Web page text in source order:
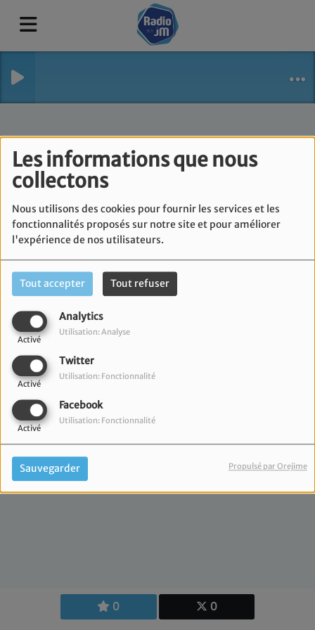
Les informations que nous
collectons
Nous utilisons des cookies pour fournir les services et les
fonctionnalités proposés sur notre site et pour améliorer
l'expérience de nos utilisateurs.
Tout accepter Tout refuser
Analytics
Activé
Utilisation: Analyse
Twitter
Activé
Utilisation: Fonctionnalité
Facebook
Activé
Utilisation: Fonctionnalité
Sauvegarder Propulsé par Orejime
Béatrix SEBAGH
0 0
Beatrix SEBAGH, membre du